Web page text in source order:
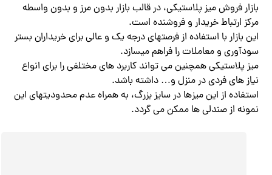
بازار فروش میز پلاستیکی، در قالب بازار بدون مرز و بدون واسطه
مرکز ارتباط خریدار و فروشنده است.
این بازار با استفاده از فرصتهای درجه یک و عالی برای خریداران بستر
سودآوری و معاملات را فراهم میسازد.
میز پلاستیکی همچنین می تواند کاربرد های مختلفی را برای انواع
نیاز های فردی در منزل و… داشته باشد.
استفاده از این میزها در سایز بزرگ، به همراه عدم محدودیتهای این
نمونه از صندلی ها ممکن می گردد.